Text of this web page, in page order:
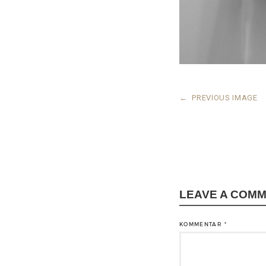
← PREVIOUS IMAGE
LEAVE A
KOMMENTAR *